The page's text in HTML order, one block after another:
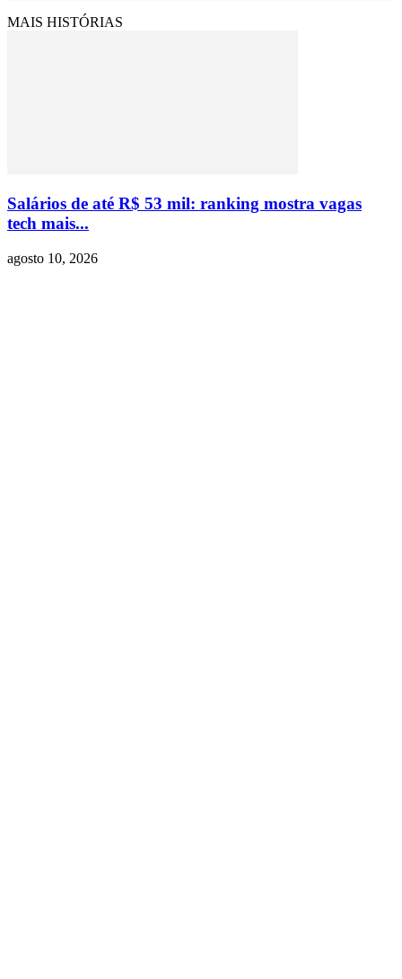
MAIS HISTÓRIAS
Salários de até R$ 53 mil: ranking mostra vagas
tech mais...
agosto 10, 2026